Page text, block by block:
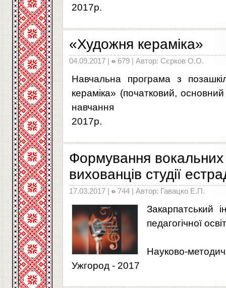
2017р.
«Художня кераміка»
04.09.2017 | 679 | Автор: Сєрков О.О.
Навчальна програма з
кераміка» (початковий,
навчання
2017р.
Формування вокальних
вихованців студії
17.03.2017 | 744 | Автор: Гавацко Е.П.
Закарпатський
педагогічної
Науково-
Ужгород - 2017